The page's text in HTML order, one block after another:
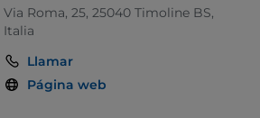
Via Roma, 25, 25040 Timoline BS,
Italia
Llamar
Página web